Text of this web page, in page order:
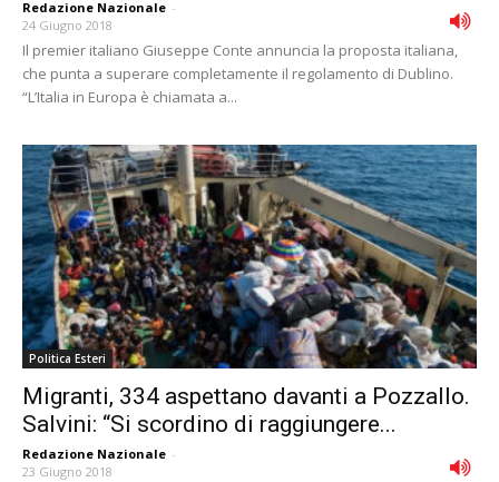
Redazione Nazionale -
24 Giugno 2018
Il premier italiano Giuseppe Conte annuncia la proposta italiana,
che punta a superare completamente il regolamento di Dublino.
“L’Italia in Europa è chiamata a...
Politica Esteri
Migranti, 334 aspettano davanti a Pozzallo.
Salvini: “Si scordino di raggiungere...
Redazione Nazionale -
23 Giugno 2018